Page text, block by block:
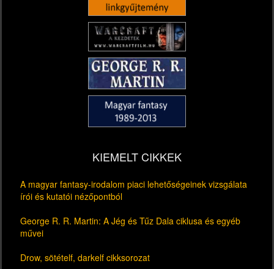
KIEMELT CIKKEK
A magyar fantasy-irodalom piaci lehetőségeinek vizsgálata
írói és kutatói nézőpontból
George R. R. Martin: A Jég és Tűz Dala ciklusa és egyéb
művei
Drow, sötételf, darkelf cikksorozat